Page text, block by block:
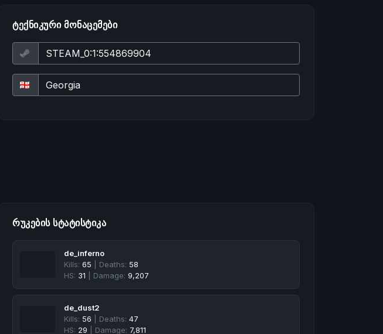
ᲢᲔᲥᲜᲘᲙᲣᲠᲘ ᲛᲝᲜᲐᲪᲔᲛᲔᲑᲘ
ᲠᲣᲙᲔᲑᲘᲡ ᲡᲢᲐᲢᲘᲡᲢᲘᲙᲐ
de_inferno
Kills: 65 | Deaths: 58
HS: 31 | Damage: 9,207
de_dust2
Kills: 56 | Deaths: 47
HS: 29 | Damage: 7,811